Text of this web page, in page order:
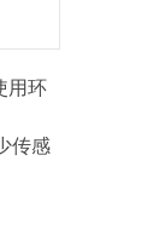
用环
传感